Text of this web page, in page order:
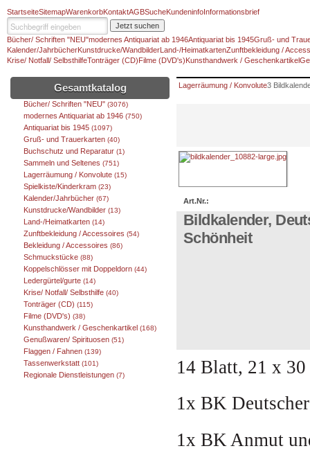
StartseiteSitemapWarenkorbKontaktAGBSucheKundeninfoInformationsbrief
Jetzt suchen
Bücher/ Schriften "NEU"modernes Antiquariat ab 1946Antiquariat bis 1945Gruß- und
Kalender/JahrbücherKunstdrucke/Wandbilder Land-/HeimatkartenZunftbekleidung /
Krise/ Notfall/ SelbsthilfeTonträger (CD) Filme (DVD's) Kunsthandwerk / Geschenkartikel
Gesamtkatalog
Bücher/ Schriften "NEU" (3076)
modernes Antiquariat ab 1946 (750)
Antiquariat bis 1945 (1097)
Gruß- und Trauerkarten (40)
Buchschutz und Reparatur (1)
Sammeln und Seltenes (751)
Lagerräumung / Konvolute (15)
Spielkiste/Kinderkram (23)
Kalender/Jahrbücher (67)
Kunstdrucke/Wandbilder (13)
Land-/Heimatkarten (14)
Zunftbekleidung / Accessoires (54)
Bekleidung / Accessoires (86)
Schmuckstücke (88)
Koppelschlösser mit Doppeldorn (44)
Ledergürtel/gurte (14)
Krise/ Notfall/ Selbsthilfe (40)
Tonträger (CD) (115)
Filme (DVD's) (38)
Kunsthandwerk / Geschenkartikel (168)
Genußwaren/ Spirituosen (51)
Flaggen / Fahnen (139)
Tassenwerkstatt (101)
Regionale Dienstleistungen (7)
Lagerräumung / Konvolute3
Art.Nr.:
Bildkalender,
Schönheit
14 Blatt, 21 x 30
1x BK
1x BK Anmut